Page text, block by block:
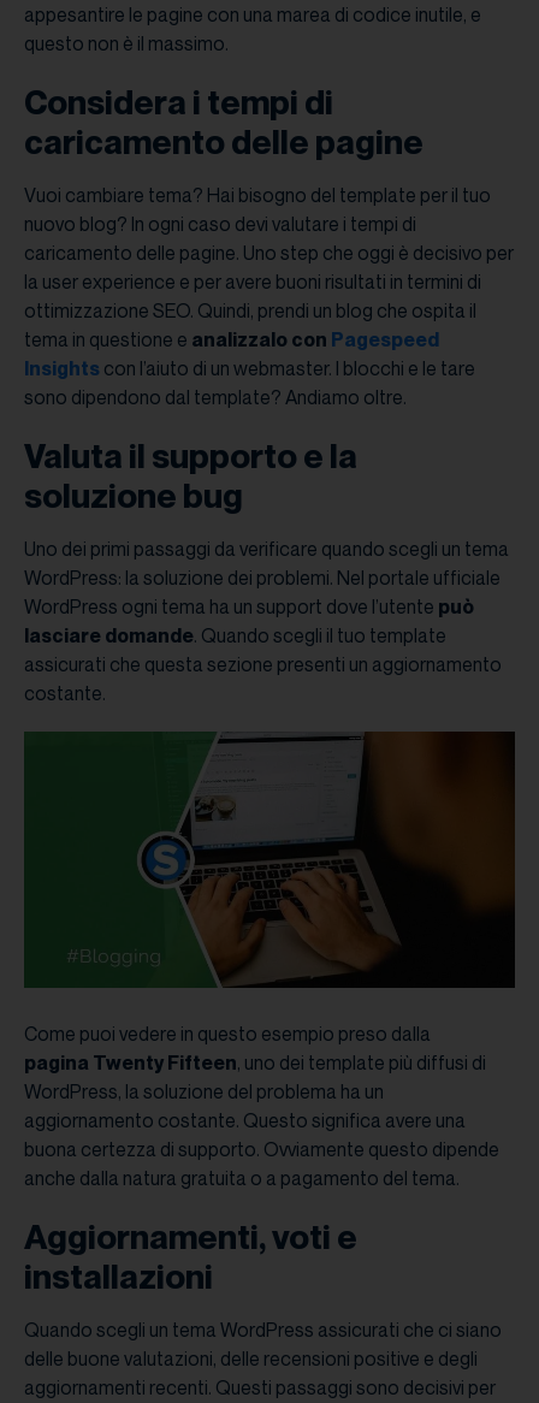
appesantire le pagine con una marea di codice inutile, e
questo non è il massimo.
Considera i tempi di
caricamento delle pagine
Vuoi cambiare tema? Hai bisogno del template per il tuo
nuovo blog? In ogni caso devi valutare i tempi di
caricamento delle pagine. Uno step che oggi è decisivo per
la user experience e per avere buoni risultati in termini di
ottimizzazione SEO. Quindi, prendi un blog che ospita il
tema in questione e analizzalo con Pagespeed
Insights con l’aiuto di un webmaster. I blocchi e le tare
sono dipendono dal template? Andiamo oltre.
Valuta il supporto e la
soluzione bug
Uno dei primi passaggi da verificare quando scegli un tema
WordPress: la soluzione dei problemi. Nel portale ufficiale
WordPress ogni tema ha un support dove l’utente può
lasciare domande. Quando scegli il tuo template
assicurati che questa sezione presenti un aggiornamento
costante.
Come puoi vedere in questo esempio preso dalla
pagina Twenty Fifteen, uno dei template più diffusi di
WordPress, la soluzione del problema ha un
aggiornamento costante. Questo significa avere una
buona certezza di supporto. Ovviamente questo dipende
anche dalla natura gratuita o a pagamento del tema.
Aggiornamenti, voti e
installazioni
Quando scegli un tema WordPress assicurati che ci siano
delle buone valutazioni, delle recensioni positive e degli
aggiornamenti recenti. Questi passaggi sono decisivi per